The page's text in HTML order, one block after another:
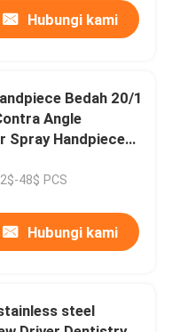
Hubungi kami
Bedah 20/1
Angle
Spray Handpiece
Tanpa Warna
48$ PCS
Hubungi kami
steel